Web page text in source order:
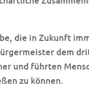
die in Zukunft
dem
und führten
zu können.